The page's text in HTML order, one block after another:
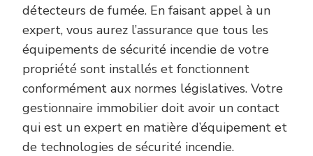
détecteurs de fumée. En faisant appel à un
expert, vous aurez l’assurance que tous les
équipements de sécurité incendie de votre
propriété sont installés et fonctionnent
conformément aux normes législatives. Votre
gestionnaire immobilier doit avoir un contact
qui est un expert en matière d’équipement et
de technologies de sécurité incendie.